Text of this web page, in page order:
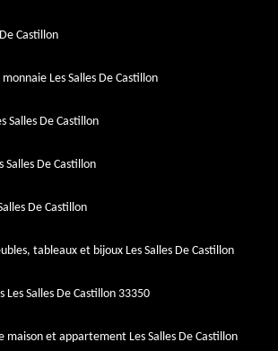
Castillon
Les Salles De Castillon
Salles De Castillon
De Castillon
De Castillon
tableaux et bijoux Les Salles De Castillon
Salles De Castillon 33350
maison et appartement Les Salles De Castillon